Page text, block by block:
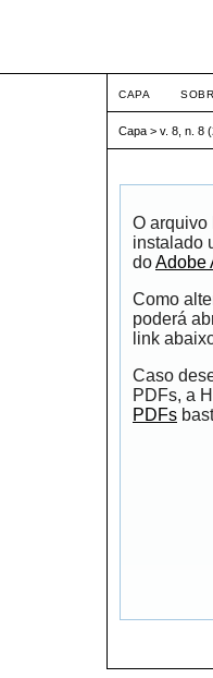
CAPA
Capa > v. 8, n. 8
O arquivo
instalado
doAdobe
Como
poderá
link
Caso
PDFs, a
PDFs